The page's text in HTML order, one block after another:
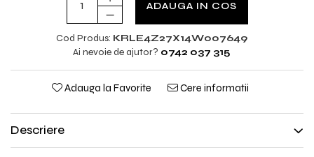
ADAUGA IN COS
Cod Produs: KRLE4Z27X14W007649
Ai nevoie de ajutor? 0742 037 315
Adauga la Favorite Cere informatii
Descriere